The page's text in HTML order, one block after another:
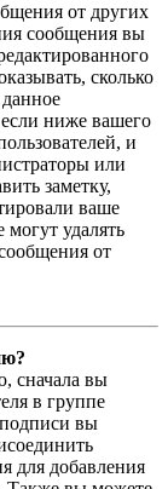
от других
сообщения вы
сколько
ниже вашего
и
или
заметку,
ваше
удалять
от
сначала вы
в группе
вы
для добавления